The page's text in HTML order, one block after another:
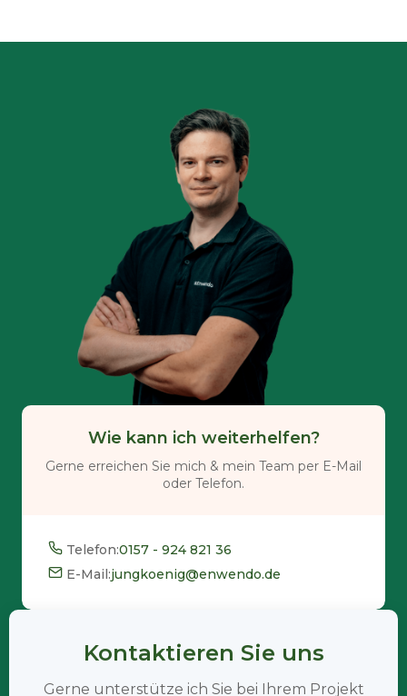
Wie kann ich weiterhelfen?
Gerne erreichen Sie mich & mein Team per E-Mail
oder Telefon.
Telefon:0157 - 924 821 36
E-Mail:jungkoenig@enwendo.de
Kontaktieren Sie uns
Gerne unterstütze ich Sie bei Ihrem Projekt